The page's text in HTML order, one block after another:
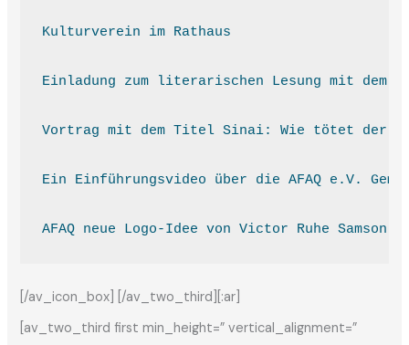
Kulturverein im Rathaus
Einladung zum literarischen Lesung mit dem
Vortrag mit dem Titel Sinai: Wie tötet der
Ein Einführungsvideo über die AFAQ e.V.
AFAQ neue Logo-Idee von Victor Ruhe Samson
[/av_icon_box] [/av_two_third][:ar]
[av_two_third first min_height=” vertical_alignment=”